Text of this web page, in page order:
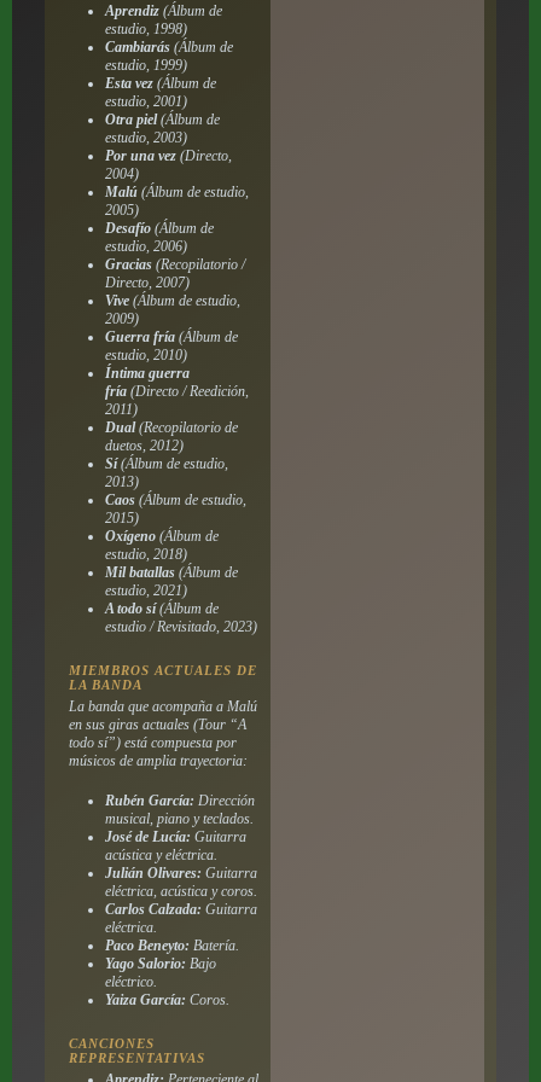
Aprendiz(Álbum de
estudio, 1998)
Cambiarás(Álbum de
estudio, 1999)
Esta vez(Álbum de
estudio, 2001)
Otra piel(Álbum de
estudio, 2003)
Por una vez(Directo,
2004)
Malú(Álbum de estudio,
2005)
Desafío(Álbum de
estudio, 2006)
Gracias(Recopilatorio /
Directo, 2007)
Vive(Álbum de estudio,
2009)
Guerra fría(Álbum de
estudio, 2010)
Íntima guerra
fría(Directo / Reedición,
2011)
Dual(Recopilatorio de
duetos, 2012)
Sí(Álbum de estudio,
2013)
Caos(Álbum de estudio,
2015)
Oxígeno(Álbum de
estudio, 2018)
Mil batallas(Álbum de
estudio, 2021)
A todo sí(Álbum de
estudio / Revisitado, 2023)
MIEMBROS ACTUALES DE
LA BANDA
La banda que acompaña a Malú
en sus giras actuales (Tour “A
todo sí”) está compuesta por
músicos de amplia trayectoria:
Rubén García: Dirección
musical, piano y teclados.
José de Lucía: Guitarra
acústica y eléctrica.
Julián Olivares: Guitarra
eléctrica, acústica y coros.
Carlos Calzada: Guitarra
eléctrica.
Paco Beneyto: Batería.
Yago Salorio: Bajo
eléctrico.
Yaiza García: Coros.
CANCIONES
REPRESENTATIVAS